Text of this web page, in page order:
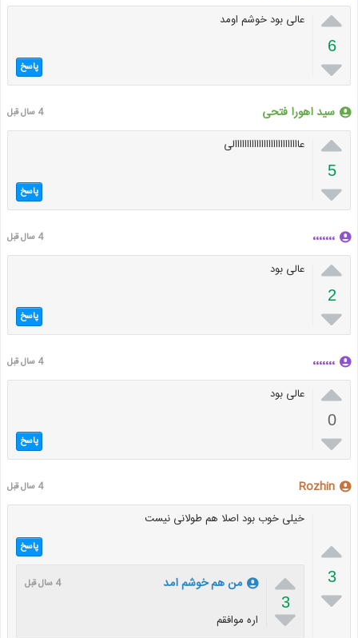

6

عالی بود خوشم اومد
پاسخ
سید اهورا فتحی 4 سال قبل

5

عااااااااااااااااااااااااااالی
پاسخ
،،،،،،، 4 سال قبل

2

عالی بود
پاسخ
،،،،،،، 4 سال قبل

0

عالی بود
پاسخ
Rozhin 4 سال قبل

3

خیلی خوب بود اصلا هم طولانی نیست
پاسخ

3

من هم خوشم امد 4 سال قبل
اره موافقم